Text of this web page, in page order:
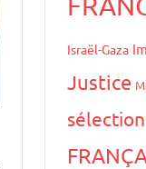
Israël-Gaza
Justice
sélection